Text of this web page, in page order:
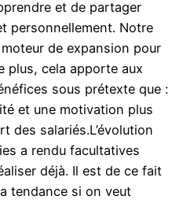
et de partager
personnellement. Notre
de expansion pour
plus, cela apporte aux
sous prétexte que :
et une motivation plus
des salariés.L’évolution
a rendu facultatives
déjà. Il est de ce fait
tendance si on veut